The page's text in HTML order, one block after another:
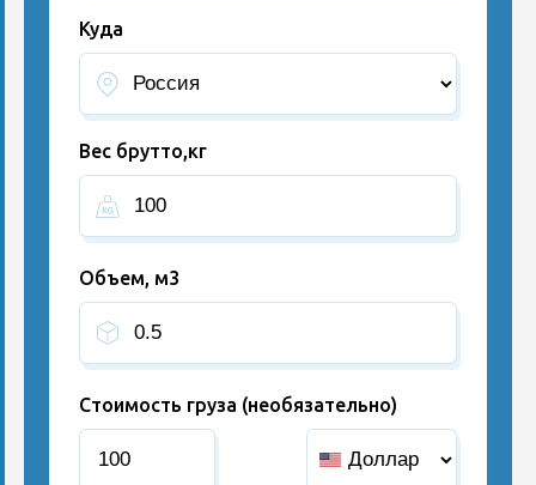
Куда
Вес брутто,кг
Объем, м3
Стоимость груза (необязательно)